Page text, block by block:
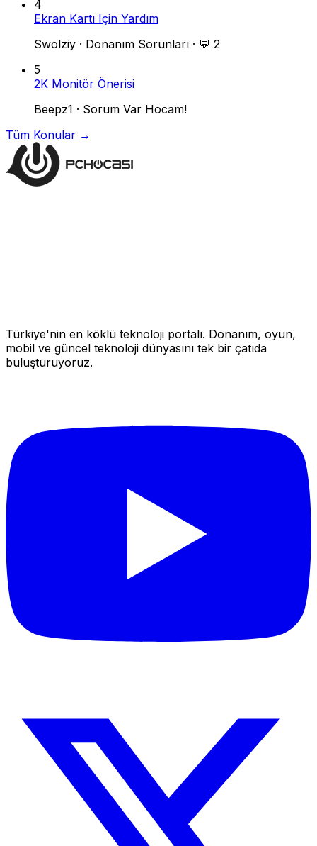
4
Ekran Kartı Için Yardım
Swolziy · Donanım Sorunları · 💬 2
5
2K Monitör Önerisi
Beepz1 · Sorum Var Hocam!
Tüm Konular →
Türkiye'nin en köklü teknoloji portalı. Donanım, oyun,
mobil ve güncel teknoloji dünyasını tek bir çatıda
buluşturuyoruz.